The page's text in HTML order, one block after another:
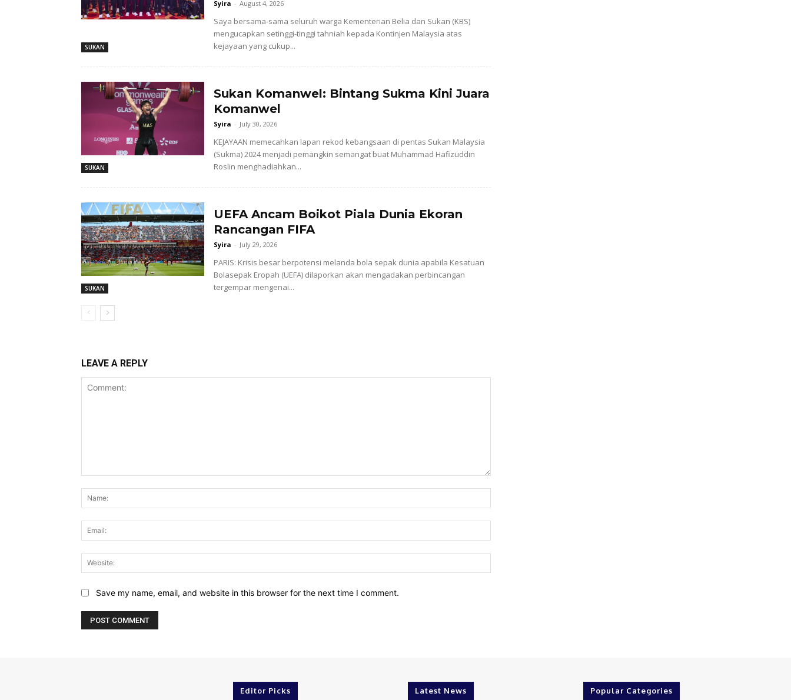
SUKAN
Syira - August 4, 2026
Saya bersama-sama seluruh warga Kementerian Belia dan Sukan (KBS)
mengucapkan setinggi-tinggi tahniah kepada Kontinjen Malaysia atas
kejayaan yang cukup...
SUKAN
Sukan Komanwel: Bintang Sukma Kini Juara
Komanwel
Syira - July 30, 2026
KEJAYAAN memecahkan lapan rekod kebangsaan di pentas Sukan Malaysia
(Sukma) 2024 menjadi pemangkin semangat buat Muhammad Hafizuddin
Roslin menghadiahkan...
SUKAN
UEFA Ancam Boikot Piala Dunia Ekoran
Rancangan FIFA
Syira - July 29, 2026
PARIS: Krisis besar berpotensi melanda bola sepak dunia apabila Kesatuan
Bolasepak Eropah (UEFA) dilaporkan akan mengadakan perbincangan
tergempar mengenai...
LEAVE A REPLY
Save my name, email, and website in this browser for the next time I comment.
Editor Picks Latest News Popular Categories